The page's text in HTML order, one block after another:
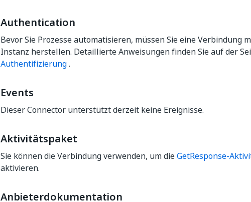
Authentication
Bevor Sie Prozesse automatisieren, müssen Sie eine Verbindung
Instanz herstellen. Detaillierte Anweisungen finden Sie auf der
Authentifizierung.
Events
Dieser Connector unterstützt derzeit keine Ereignisse.
Aktivitätspaket
Sie können die Verbindung verwenden, um dieGetResponse-
aktivieren.
Anbieterdokumentation